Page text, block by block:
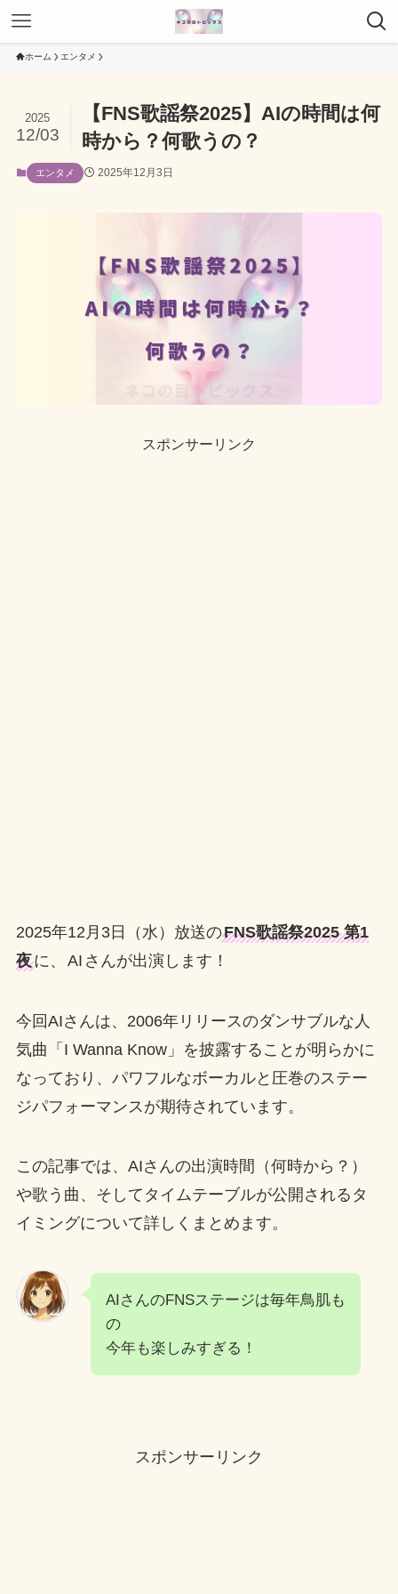
ホーム エンタメ
【FNS歌謡祭2025】AIの時間は何
時から？何歌うの？
2025
12/03
エンタメ 2025年12月3日
スポンサーリンク
2025年12月3日（水）放送のFNS歌謡祭2025 第1
夜に、 AI さんが出演します！
今回AIさんは、2006年リリースのダンサブルな人
気曲「I Wanna Know」を披露することが明らかに
なっており、パワフルなボーカルと圧巻のステー
ジパフォーマンスが期待されています。
この記事では、AIさんの出演時間（何時から？）
や歌う曲、そしてタイムテーブルが公開されるタ
イミングについて詳しくまとめます。
AIさんのFNSステージは毎年鳥肌も
の
今年も楽しみすぎる！
スポンサーリンク